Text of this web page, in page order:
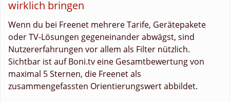
wirklich bringen
Wenn du bei Freenet mehrere Tarife, Gerätepakete
oder TV-Lösungen gegeneinander abwägst, sind
Nutzererfahrungen vor allem als Filter nützlich.
Sichtbar ist auf Boni.tv eine Gesamtbewertung von
maximal 5 Sternen, die Freenet als
zusammengefassten Orientierungswert abbildet.